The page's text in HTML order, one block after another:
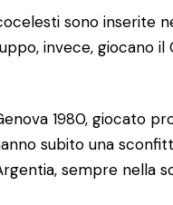
sono inserite
invece, giocano il
1980, giocato
subito una
sempre nella